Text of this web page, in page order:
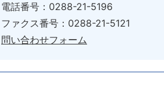
電話番号：0288-21-5196
ファクス番号：0288-21-5121
問い合わせフォーム